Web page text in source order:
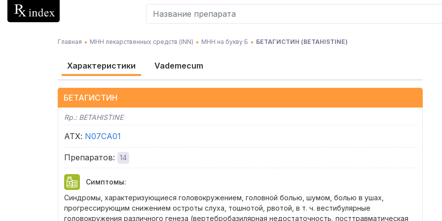
Главная МНН лекарственных средств (INN) МНН на букву Б БЕТАГИСТИН (BETAHISTINE)
Характеристики Vademecum
БЕТАГИСТИН
Rp.: BETAHISTINE
АТХ: N07CA01
Препаратов: 14
Симптомы:
Синдромы, характеризующиеся головокружением, головной болью, шумом, болью в ушах,
прогрессирующим снижением остроты слуха, тошнотой, рвотой, в т. ч. вестибулярные
головокружения различного генеза (вертебробазилярная недостаточность, посттравматическая